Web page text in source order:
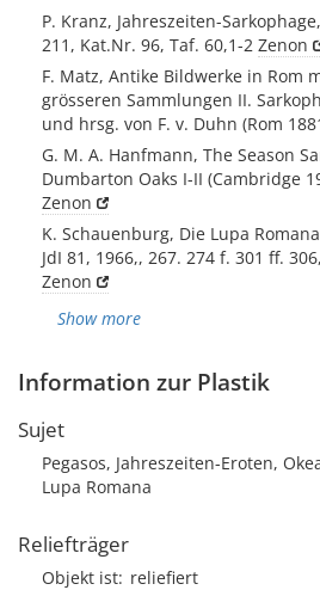
P. Kranz, Jahreszeiten-
211, Kat.Nr. 96, Taf. 60,1-2 Zenon
F. Matz, Antike Bildwerke in Rom
grösseren Sammlungen II.
und hrsg. von F. v. Duhn (Rom
G. M. A. Hanfmann, The Season
Dumbarton Oaks I-II (Cambridge
Zenon
K. Schauenburg, Die Lupa
JdI 81, 1966,, 267. 274 f. 301 ff.
Zenon
Show more
Information zur Plastik
Sujet
Pegasos, Jahreszeiten-Eroten,
Lupa Romana
Reliefträger
Objekt ist reliefiert